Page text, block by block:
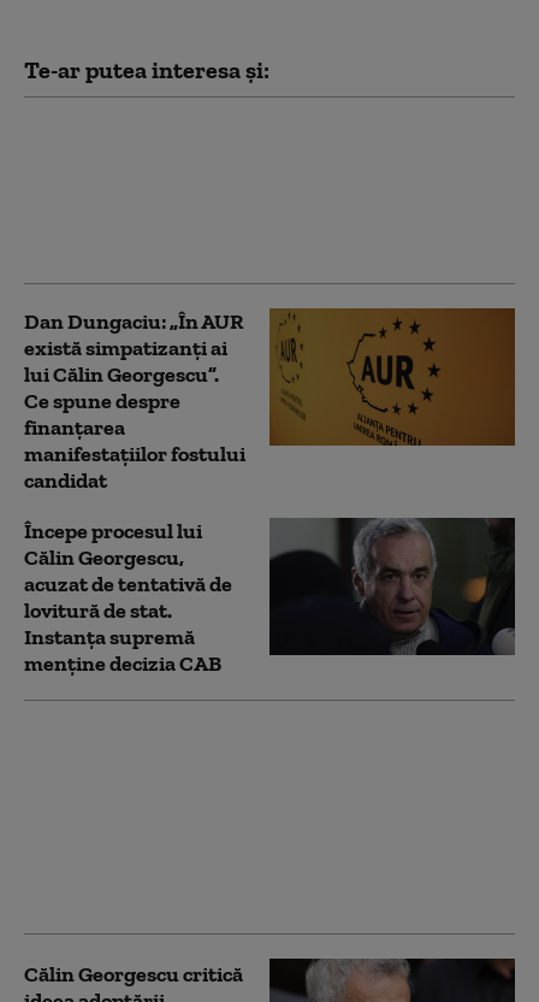
Te-ar putea interesa și:
Dan Dungaciu: „În AUR
există simpatizanți ai
lui Călin Georgescu”.
Ce spune despre
finanțarea
manifestațiilor fostului
candidat
Începe procesul lui
Călin Georgescu,
acuzat de tentativă de
lovitură de stat.
Instanța supremă
menține decizia CAB
Călin Georgescu critică